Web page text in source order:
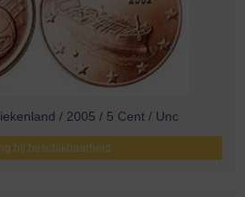
/ 2005 / 5 Cent / Unc
bij beschikbaarheid